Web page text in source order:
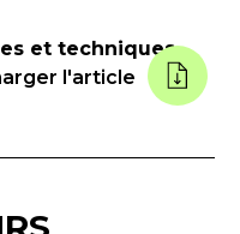
et techniques
l'article